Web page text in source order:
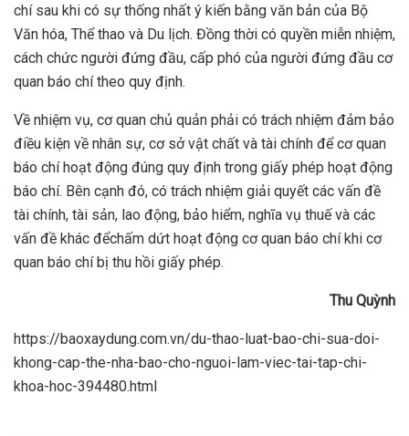
chí sau khi có sự thống nhất ý kiến bằng văn bản của Bộ
Văn hóa, Thể thao và Du lịch. Đồng thời có quyền miễn nhiệm,
cách chức người đứng đầu, cấp phó của người đứng đầu cơ
quan báo chí theo quy định.
Về nhiệm vụ, cơ quan chủ quản phải có trách nhiệm đảm bảo
điều kiện về nhân sự, cơ sở vật chất và tài chính để cơ quan
báo chí hoạt động đúng quy định trong giấy phép hoạt động
báo chí. Bên cạnh đó, có trách nhiệm giải quyết các vấn đề
tài chính, tài sản, lao động, bảo hiểm, nghĩa vụ thuế và các
vấn đề khác đểchấm dứt hoạt động cơ quan báo chí khi cơ
quan báo chí bị thu hồi giấy phép.
Thu Quỳnh
https://baoxaydung.com.vn/du-thao-luat-bao-chi-sua-doi-
khong-cap-the-nha-bao-cho-nguoi-lam-viec-tai-tap-chi-
khoa-hoc-394480.html